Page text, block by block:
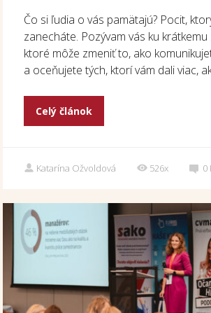
Čo si ľudia o vás pamätajú? Pocit,
zanecháte. Pozývam vás ku krátkemu
ktoré môže zmeniť to, ako
a oceňujete tých, ktorí vám dali viac,
Celý článok
Katarína Ožvoldová 526x 0